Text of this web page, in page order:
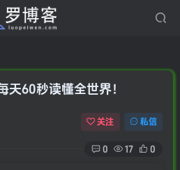
天60秒读懂全世界！
关注 私信
0 17 0